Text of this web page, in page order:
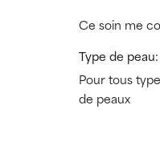
Ce soin me
Type de peau:
Pour tous
de peaux